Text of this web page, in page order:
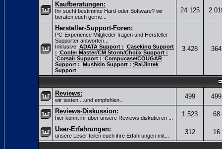
Kaufberatungen:
Ihr sucht bestimmte Hard-oder Software? wir
beraten euch gerne...
24.125
Hersteller-Support-Foren:
PC-Experience Mitglieder fragen und Hersteller-
Supporter antworten...
Inklusive: ADATA Support : ;Caseking Support
: ;Cooler Master/CM Storm/Choiix Support :
;Corsair Support : ;Compucase/COUGAR
Support : ; Mushkin Support : ; RaiJintek
Support
3.428 364
Reviews:
wir testen....und empfehlen... 499
499
Reviews-Diskussion:
hier könnt ihr über unsere Reviews diskutieren ... 1.523
68
User-Erfahrungen:
unsere Leser teilen euch ihre Erfahrungen mit... 312 16